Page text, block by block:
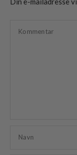
Kommentar
Navn